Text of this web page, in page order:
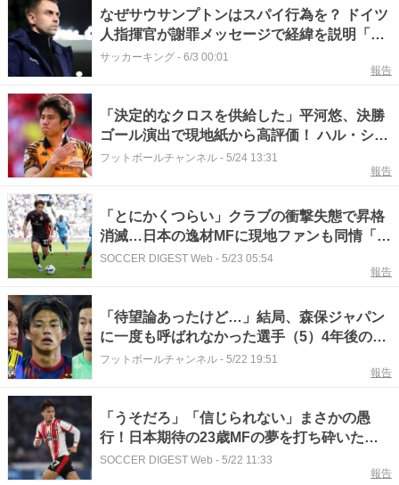
なぜサウサンプトンはスパイ行為を？ ドイツ
人指揮官が謝罪メッセージで経緯を説明「ド
イツでは一般的…」
サッカーキング - 6/3 00:01
報告
「決定的なクロスを供給した」平河悠、決勝
ゴール演出で現地紙から高評価！ ハル・シテ
ィのプレミアリーグ昇格に貢献
フットボールチャンネル - 5/24 13:31
報告
「とにかくつらい」クラブの衝撃失態で昇格
消滅…日本の逸材MFに現地ファンも同情「ま
ったくひどい」「お願いだから移籍しない
SOCCER DIGEST Web - 5/23 05:54
報告
「待望論あったけど…」結局、森保ジャパン
に一度も呼ばれなかった選手（5）4年後のW
杯では主役！？ パリ五輪世代屈指の才能
フットボールチャンネル - 5/22 19:51
報告
「うそだろ」「信じられない」まさかの愚
行！日本期待の23歳MFの夢を打ち砕いた衝
撃の“スパイ行為”。目を疑う決定的瞬間にネ
ット唖然「あまりにも古典的」「こんなあか
SOCCER DIGEST Web - 5/22 11:33
報告